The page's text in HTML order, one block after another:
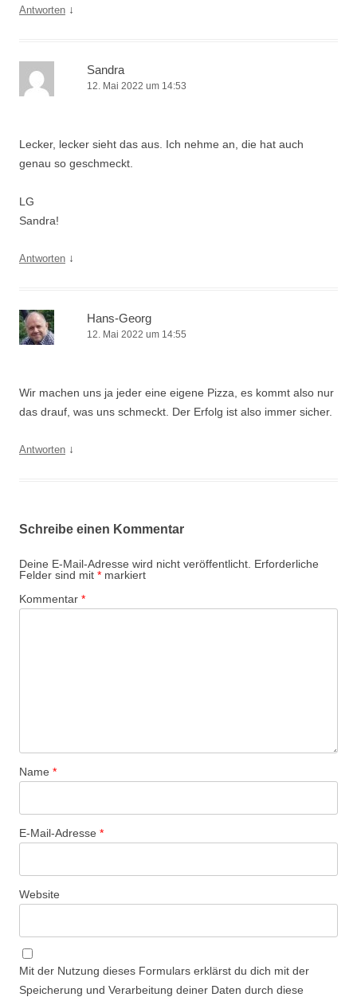
Antworten ↓
Sandra
12. Mai 2022 um 14:53
Lecker, lecker sieht das aus. Ich nehme an, die hat auch
genau so geschmeckt.
LG
Sandra!
Antworten ↓
Hans-Georg
12. Mai 2022 um 14:55
Wir machen uns ja jeder eine eigene Pizza, es kommt also nur
das drauf, was uns schmeckt. Der Erfolg ist also immer sicher.
Antworten ↓
Schreibe einen Kommentar
Deine E-Mail-Adresse wird nicht veröffentlicht. Erforderliche
Felder sind mit * markiert
Kommentar *
Name *
E-Mail-Adresse *
Website
Mit der Nutzung dieses Formulars erklärst du dich mit der
Speicherung und Verarbeitung deiner Daten durch diese